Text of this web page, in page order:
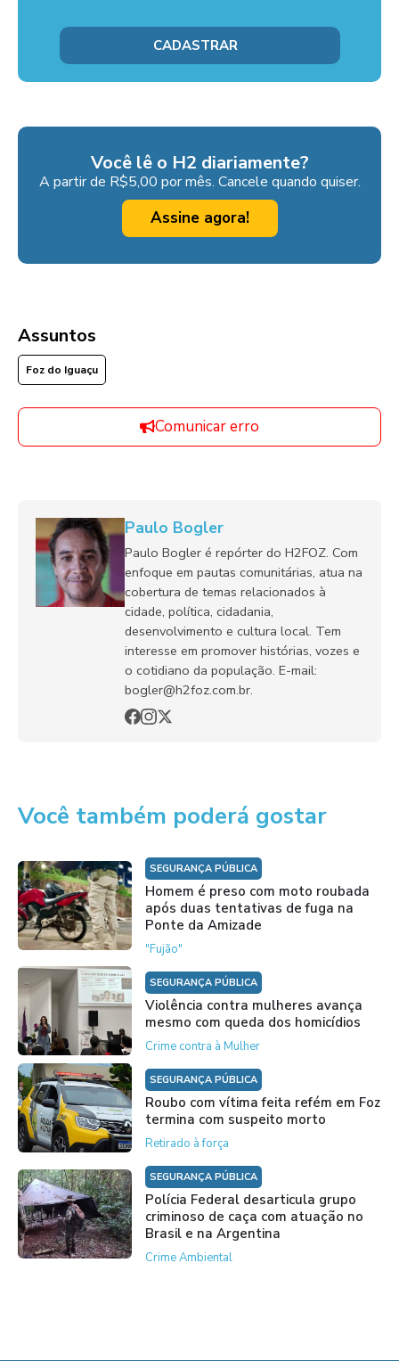
Você lê o H2 diariamente?
A partir de R$5,00 por mês. Cancele quando quiser.
Assine agora!
Assuntos
Foz do Iguaçu
Comunicar erro
Paulo Bogler
Paulo Bogler é repórter do H2FOZ. Com
enfoque em pautas comunitárias, atua na
cobertura de temas relacionados à
cidade, política, cidadania,
desenvolvimento e cultura local. Tem
interesse em promover histórias, vozes e
o cotidiano da população. E-mail:
bogler@h2foz.com.br.
Você também poderá gostar
SEGURANÇA PÚBLICA
Homem é preso com moto roubada
após duas tentativas de fuga na
Ponte da Amizade
"Fujão"
SEGURANÇA PÚBLICA
Violência contra mulheres avança
mesmo com queda dos homicídios
Crime contra à Mulher
SEGURANÇA PÚBLICA
Roubo com vítima feita refém em Foz
termina com suspeito morto
Retirado à força
SEGURANÇA PÚBLICA
Polícia Federal desarticula grupo
criminoso de caça com atuação no
Brasil e na Argentina
Crime Ambiental